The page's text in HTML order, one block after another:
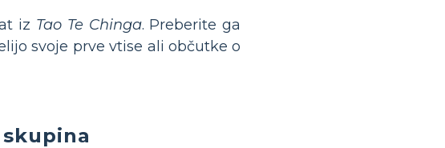
iz Tao Te Chinga. Preberite ga
svoje prve vtise ali občutke o